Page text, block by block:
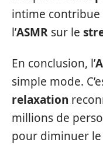
intime contribue
l’ASMR sur le
En conclusion, l’
simple mode.
relaxation
millions de
pour diminuer le